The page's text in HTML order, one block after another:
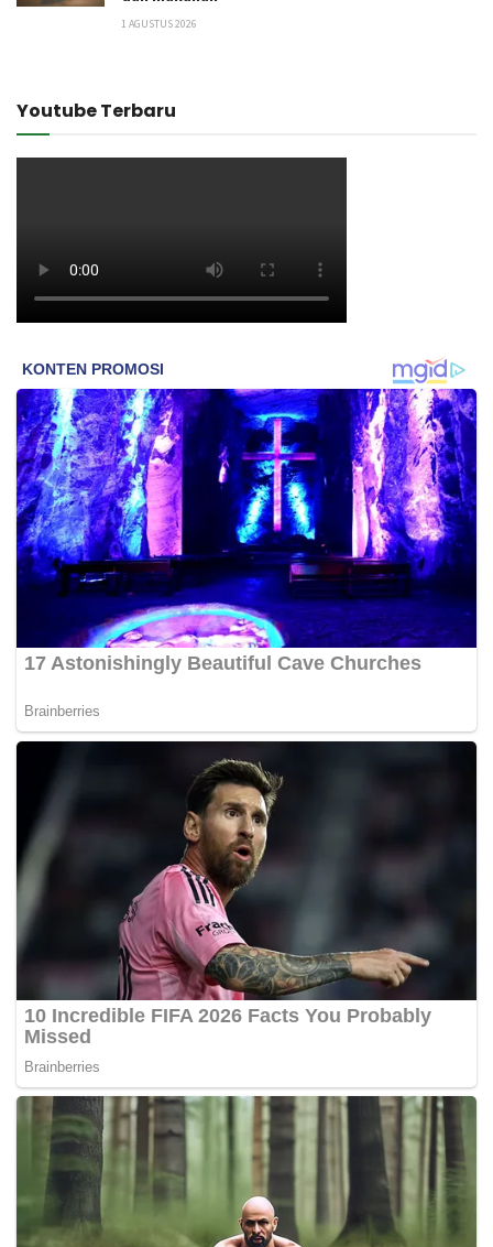
1 AGUSTUS 2026
Youtube Terbaru